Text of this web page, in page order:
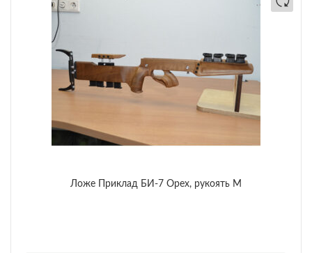
Ложе Приклад БИ-7 Орех, рукоять М